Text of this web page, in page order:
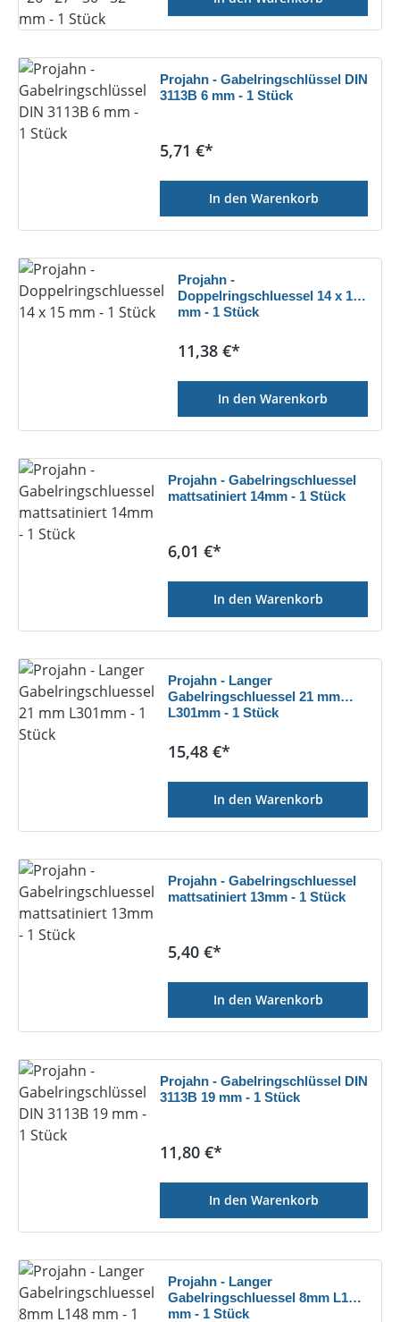
Projahn - Gabelringschlüssel DIN
3113B 6 mm - 1 Stück
Regulärer Preis:
5,71 €*
In den Warenkorb
Projahn -
Doppelringschluessel 14 x 15
mm - 1 Stück
Regulärer Preis:
11,38 €*
In den Warenkorb
Projahn - Gabelringschluessel
mattsatiniert 14mm - 1 Stück
Regulärer Preis:
6,01 €*
In den Warenkorb
Projahn - Langer
Gabelringschluessel 21 mm
L301mm - 1 Stück
Regulärer Preis:
15,48 €*
In den Warenkorb
Projahn - Gabelringschluessel
mattsatiniert 13mm - 1 Stück
Regulärer Preis:
5,40 €*
In den Warenkorb
Projahn - Gabelringschlüssel DIN
3113B 19 mm - 1 Stück
Regulärer Preis:
11,80 €*
In den Warenkorb
Projahn - Langer
Gabelringschluessel 8mm L148
mm - 1 Stück